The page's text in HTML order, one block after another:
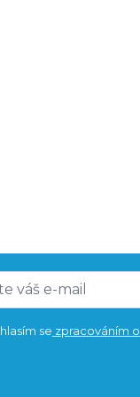
se zpracováním